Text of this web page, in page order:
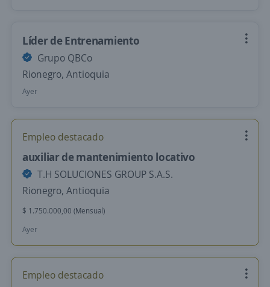
Líder de Entrenamiento
Grupo QBCo
Rionegro, Antioquia
Ayer
Empleo destacado
auxiliar de mantenimiento locativo
T.H SOLUCIONES GROUP S.A.S.
Rionegro, Antioquia
$ 1.750.000,00 (Mensual)
Ayer
Empleo destacado